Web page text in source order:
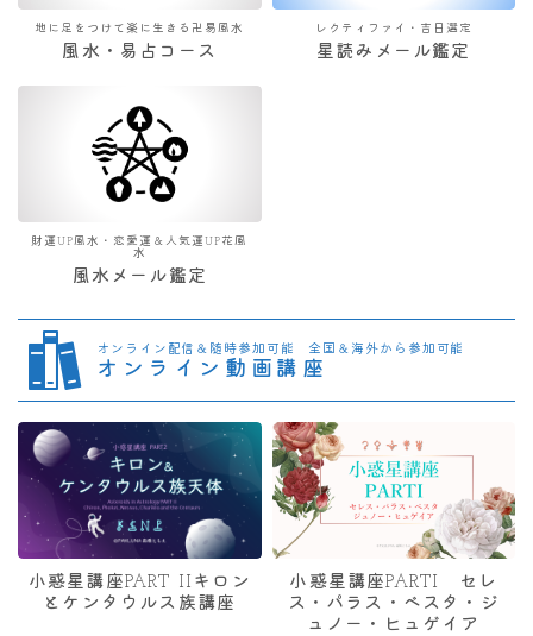
地に足をつけて楽に生きる卍易風水
風水・易占コース
レクティファイ・吉日選定
星読みメール鑑定
財運UP風水・恋愛運＆人気運UP花風
水
風水メール鑑定
オンライン配信＆随時参加可能 全国＆海外から参加可能
オンライン動画講座
小惑星講座PART IIキロン
とケンタウルス族講座
小惑星講座PARTI セレ
ス・パラス・ベスタ・ジ
ュノー・ヒュゲイア